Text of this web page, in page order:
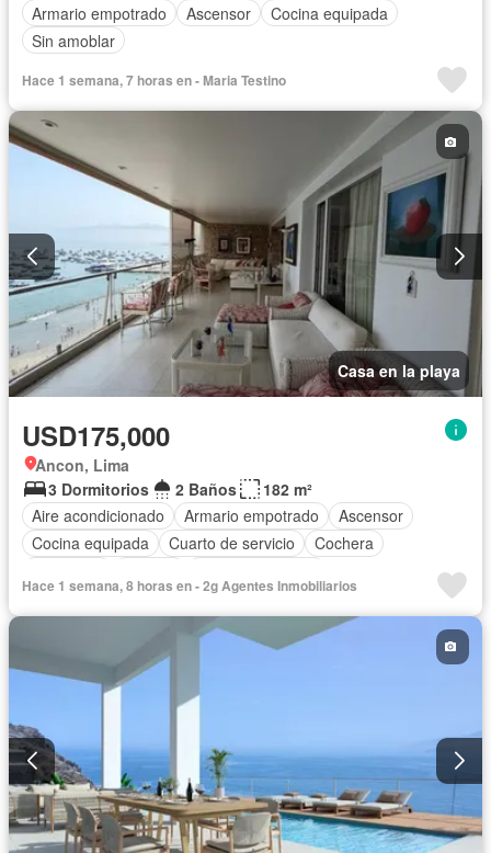
Armario empotrado
Ascensor
Cocina equipada
Sin amoblar
Hace 1 semana, 7 horas en - Maria Testino
Casa en la playa
USD175,000
Ancon, Lima
3 Dormitorios
2 Baños
182 m²
Aire acondicionado
Armario empotrado
Ascensor
Cocina equipada
Cuarto de servicio
Cochera
Completamente amoblado
Hace 1 semana, 8 horas en - 2g Agentes Inmobiliarios